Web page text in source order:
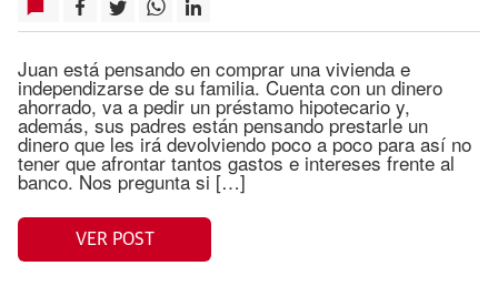
Juan está pensando en comprar una vivienda e
independizarse de su familia. Cuenta con un dinero
ahorrado, va a pedir un préstamo hipotecario y,
además, sus padres están pensando prestarle un
dinero que les irá devolviendo poco a poco para así no
tener que afrontar tantos gastos e intereses frente al
banco. Nos pregunta si […]
VER POST